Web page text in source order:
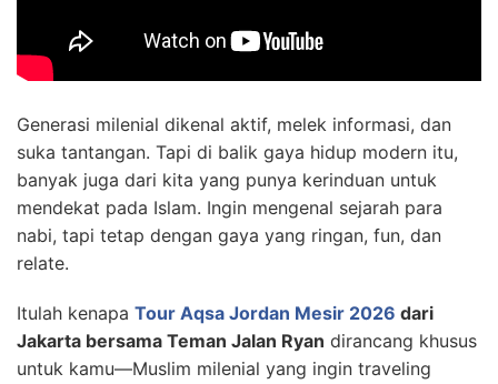
Generasi milenial dikenal aktif, melek informasi, dan
suka tantangan. Tapi di balik gaya hidup modern itu,
banyak juga dari kita yang punya kerinduan untuk
mendekat pada Islam. Ingin mengenal sejarah para
nabi, tapi tetap dengan gaya yang ringan, fun, dan
relate.
Itulah kenapa Tour Aqsa Jordan Mesir 2026 dari
Jakarta bersama Teman Jalan Ryan dirancang khusus
untuk kamu—Muslim milenial yang ingin traveling